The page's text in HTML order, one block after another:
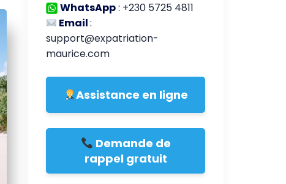
WhatsApp: +230 5725 4811
Email:
support@expatriation-
maurice.com
Assistance en ligne
Demande de
rappel gratuit